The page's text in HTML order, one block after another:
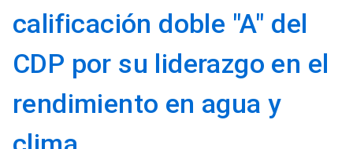
calificación doble "A" del
CDP por su liderazgo en el
rendimiento en agua y